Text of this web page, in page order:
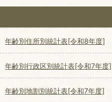
年齢別住所別統計表[令和8年度]
年齢別行政区別統計表[令和7年度]
年齢別地割別統計表[令和7年度]